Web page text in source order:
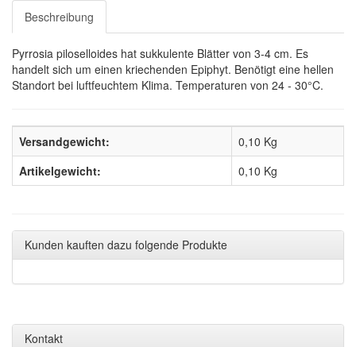
Beschreibung
Pyrrosia piloselloides hat sukkulente Blätter von 3-4 cm. Es
handelt sich um einen kriechenden Epiphyt. Benötigt eine hellen
Standort bei luftfeuchtem Klima. Temperaturen von 24 - 30°C.
Versandgewicht:
0,10 Kg
Artikelgewicht:
0,10 Kg
Kunden kauften dazu folgende Produkte
Kontakt